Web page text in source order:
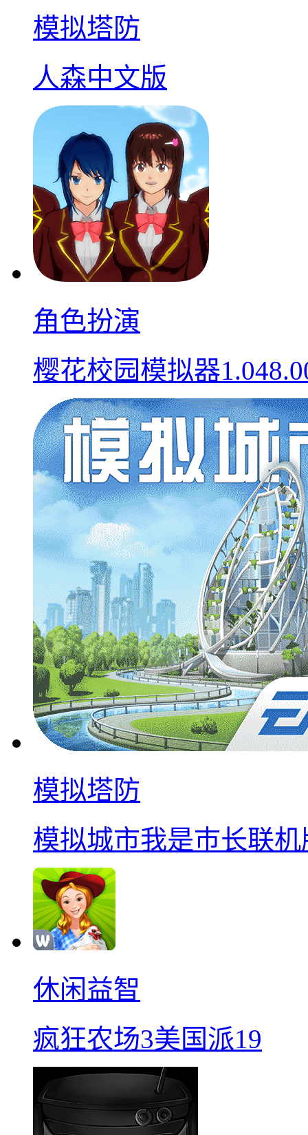
模拟塔防
人森中文版
角色扮演
樱花校园模拟器
模拟塔防
模拟城市我是巿长联机
休闲益智
疯狂农场3美国派19